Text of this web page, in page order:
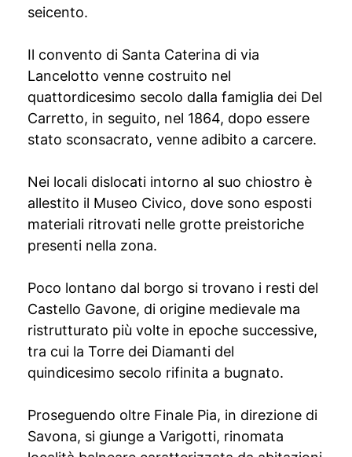
seicento.
Il convento di Santa Caterina di via
Lancelotto venne costruito nel
quattordicesimo secolo dalla famiglia dei Del
Carretto, in seguito, nel 1864, dopo essere
stato sconsacrato, venne adibito a carcere.
Nei locali dislocati intorno al suo chiostro è
allestito il Museo Civico, dove sono esposti
materiali ritrovati nelle grotte preistoriche
presenti nella zona.
Poco lontano dal borgo si trovano i resti del
Castello Gavone, di origine medievale ma
ristrutturato più volte in epoche successive,
tra cui la Torre dei Diamanti del
quindicesimo secolo rifinita a bugnato.
Proseguendo oltre Finale Pia, in direzione di
Savona, si giunge a Varigotti, rinomata